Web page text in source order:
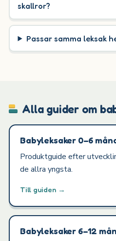
skallror?
Passar samma leksak
Alla guider om
Babyleksaker 0–6
Produktguide efter
de allra yngsta.
Till guiden →
Babyleksaker 6–12